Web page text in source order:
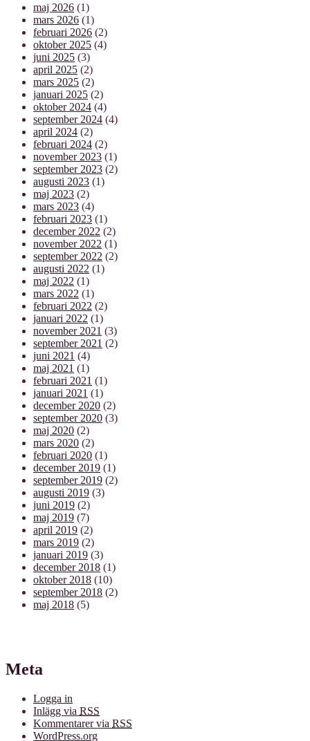
maj 2026 (1)
mars 2026 (1)
februari 2026 (2)
oktober 2025 (4)
juni 2025 (3)
april 2025 (2)
mars 2025 (2)
januari 2025 (2)
oktober 2024 (4)
september 2024 (4)
april 2024 (2)
februari 2024 (2)
november 2023 (1)
september 2023 (2)
augusti 2023 (1)
maj 2023 (2)
mars 2023 (4)
februari 2023 (1)
december 2022 (2)
november 2022 (1)
september 2022 (2)
augusti 2022 (1)
maj 2022 (1)
mars 2022 (1)
februari 2022 (2)
januari 2022 (1)
november 2021 (3)
september 2021 (2)
juni 2021 (4)
maj 2021 (1)
februari 2021 (1)
januari 2021 (1)
december 2020 (2)
september 2020 (3)
maj 2020 (2)
mars 2020 (2)
februari 2020 (1)
december 2019 (1)
september 2019 (2)
augusti 2019 (3)
juni 2019 (2)
maj 2019 (7)
april 2019 (2)
mars 2019 (2)
januari 2019 (3)
december 2018 (1)
oktober 2018 (10)
september 2018 (2)
maj 2018 (5)
Meta
Logga in
Inlägg via RSS
Kommentarer via RSS
WordPress.org